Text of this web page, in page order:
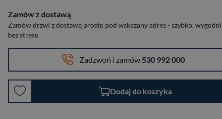
Zamów z dostawą
Zamów drzwi z dostawą prosto pod wskazany adres - szybko,
bez stresu
Zadzwoń i zamów 530 992 000
Dodaj do koszyka